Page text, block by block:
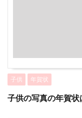
子供 年賀状
子供の写真の年賀